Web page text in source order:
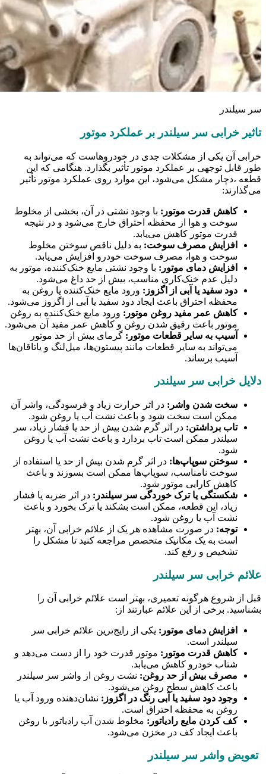
سر سیلندر
تاثیر خرابی سر سیلندر بر عملکرد موتور
خرابی آن یکی از مشکلات جدی در خودروهاست که می‌تواند به
طور قابل توجهی بر عملکرد موتور تأثیر بگذارد. هنگامی که این
قطعه ،دچار مشکل می‌شود، این موارد روی عملکرد موتور تأثیر
می‌گذارند:
کاهش قدرت موتور: با وجود نشتی در آن، بخشی از مخلوط
سوخت و هوا از محفظه احتراق خارج می‌شود و در نتیجه
قدرت موتور کاهش می‌یابد.
افزایش مصرف سوخت: به دلیل ناقص سوختن مخلوط
سوخت و هوا، مصرف سوخت خودرو افزایش می‌یابد.
افزایش دمای موتور: با وجود نشتی مایع خنک‌کننده، موتور به
دلیل عدم خنک‌کاری مناسب، بیش از حد داغ می‌شود.
دود سفید یا آبی از اگزوز: ورود مایع خنک‌کننده یا روغن به
محفظه احتراق باعث ایجاد دود سفید یا آبی از اگزوز می‌شود.
کاهش عمر مفید روغن موتور: ورود مایع خنک‌کننده به روغن
موتور باعث رقیق شدن روغن و کاهش عمر مفید آن می‌شود.
آسیب به سایر قطعات موتور: گرمای بیش از حد موتور
می‌تواند به سایر قطعات مانند پیستون‌ها، میل‌لنگ و یاتاقان‌ها
آسیب برساند.
دلایل خرابی سر سیلندر
سخت شدن واشر: در اثر حرارت زیاد و فرسودگی، واشر آن
ممکن است سخت شود و باعث نشت آب یا روغن شود.
تاب برداشتن: در اثر گرم شدن بیش از حد یا فشار زیاد، سر
سیلندر ممکن است تاب بردارد و باعث نشت آب یا روغن
شود.
سوختن سوپاپ‌ها: در اثر گرم شدن بیش از حد یا استفاده از
سوخت نامناسب، سوپاپ‌ها ممکن است بسوزند و باعث
کاهش کارایی موتور شود.
شکستگی یا ترک خوردگی سر سیلندر: در اثر ضربه یا فشار
زیاد، این قطعه، ممکن است بشکند یا ترک بخورد و باعث
نشت آب یا روغن شود.
توجه: در صورت مشاهده هر یک از علائم خرابی آن، بهتر
است به یک مکانیک متخصص مراجعه کنید تا مشکل را
تشخیص و رفع کند.
علائم خرابی سر سیلندر
قبل از شروع هرگونه تعمیری، بهتر است علائم خرابی آن را
بشناسید. برخی از این علائم عبارتند از:
افزایش دمای موتور: یکی از رایج‌ترین علائم خرابی سر
سیلندر است.
کاهش قدرت موتور: موتور قدرت خود را از دست می‌دهد و
شتاب خودرو کاهش می‌یابد.
مصرف بیش از حد روغن: نشت روغن از واشر سر سیلندر
باعث کاهش سطح روغن می‌شود.
وجود دود سفید یا آبی رنگ در اگزوز: نشان‌دهنده ورود آب یا
روغن به محفظه احتراق است.
کف کردن مایع رادیاتور: مخلوط شدن آب رادیاتور با روغن
باعث ایجاد کف در مخزن می‌شود.
تعویض واشر سر سیلندر